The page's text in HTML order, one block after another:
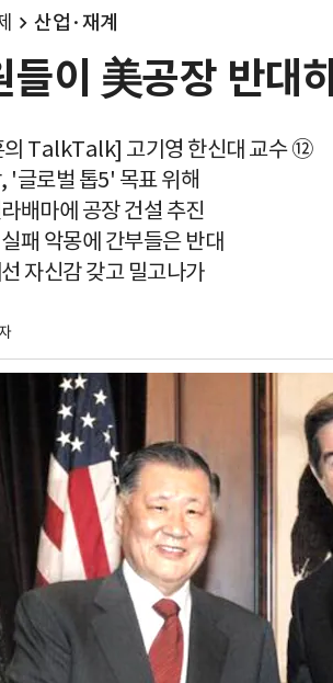
산업·재계
들이 美공장 반대
의 TalkTalk] 고기영 한신대 교수 ⑫
'글로벌 톱5' 목표 위해
배마에 공장 건설 추진
패 악몽에 간부들은 반대
자신감 갖고 밀고나가